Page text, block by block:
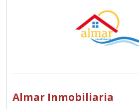
Almar Inmobiliaria